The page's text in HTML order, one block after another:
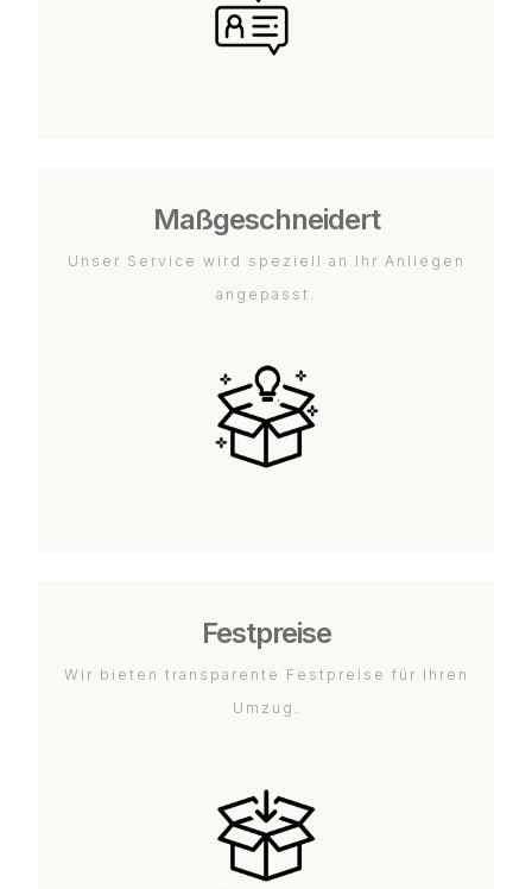
Maßgeschneidert
Unser Service wird speziell an Ihr Anliegen
angepasst.
Festpreise
Wir bieten transparente Festpreise für Ihren
Umzug.